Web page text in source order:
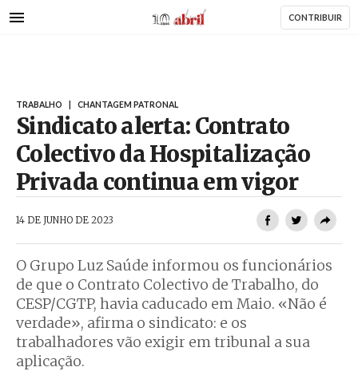
para
AbrilAbril CONTRIBUIR
TRABALHO CHANTAGEM PATRONAL
Sindicato alerta: Contrato
Colectivo da Hospitalização
Privada continua em vigor
14 DE JUNHO DE 2023
O Grupo Luz Saúde informou os funcionários
de que o Contrato Colectivo de Trabalho, do
CESP/CGTP, havia caducado em Maio. «Não é
verdade», afirma o sindicato: e os
trabalhadores vão exigir em tribunal a sua
aplicação.